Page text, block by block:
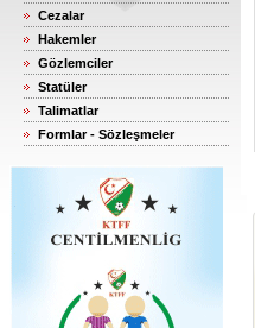
Cezalar
Hakemler
Gözlemciler
Statüler
Talimatlar
Formlar - Sözleşmeler